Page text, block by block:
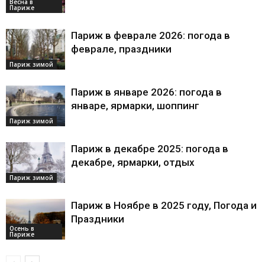
Париже
Париж зимой
Париж в феврале 2026: погода в
феврале, праздники
Париж зимой
Париж в январе 2026: погода в
январе, ярмарки, шоппинг
Париж зимой
Париж в декабре 2025: погода в
декабре, ярмарки, отдых
Осень в
Париже
Париж в Ноябре в 2025 году, Погода и
Праздники